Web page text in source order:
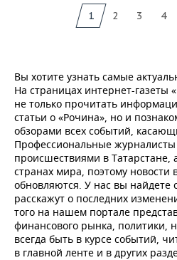
1 2 3 4
Вы хотите узнать самые
На страницах интернет-газеты
не только прочитать
статьи о «Рочина», но и
обзорами всех событий,
Профессиональные журналисты
происшествиями в Татарстане,
странах мира, поэтому новости
обновляются. У нас вы найдете
расскажут о последних
того на нашем портале
финансового рынка, политики,
всегда быть в курсе событий,
в главной ленте и в других